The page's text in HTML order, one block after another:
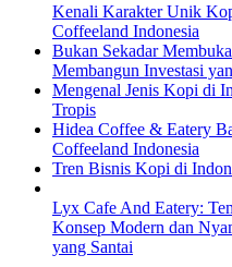
Kenali Karakter Unik
Coffeeland Indonesia
Bukan Sekadar
Membangun Investasi
Mengenal Jenis Kopi di
Tropis
Hidea Coffee & Eatery
Coffeeland Indonesia
Tren Bisnis Kopi di
Lyx Cafe And Eatery:
Konsep Modern dan
yang Santai